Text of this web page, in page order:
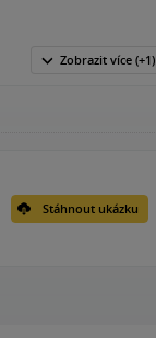
Zobrazit více (+1)
Stáhnout ukázku